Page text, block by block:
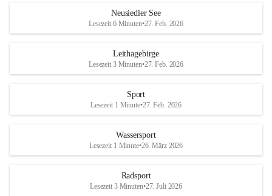
S
und den daraus folgenden wirtschaftlichen
Maßnahmen zur Bekämpfung
Rebe und der Amerikanischen
Anhang VBl. EU Nr. 18
1 Seite•1,4 MB
VBl. EU Nr. 18_2026
r
S
Neusiedler See
Lesezeit 6 Minuten•27. Feb. 2026
Leithagebirge
Lesezeit 3 Minuten•27. Feb. 2026
Sport
Lesezeit 1 Minute•27. Feb. 2026
Wassersport
Lesezeit 1 Minute•26. März 2026
Radsport
Lesezeit 3 Minuten•27. Juli 2026